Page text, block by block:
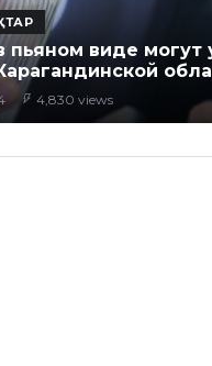
пьяном виде могут
4,830 views